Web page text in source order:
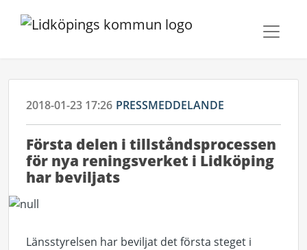
2018-01-23 17:26 PRESSMEDDELANDE
Första delen i tillståndsprocessen
för nya reningsverket i Lidköping
har beviljats
Länsstyrelsen har beviljat det första steget i